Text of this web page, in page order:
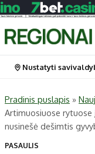
Portalas
Nustatyti
Pradinis puslapis »
Artimuosiuose
nusinešė dešimtis
PASAULIS